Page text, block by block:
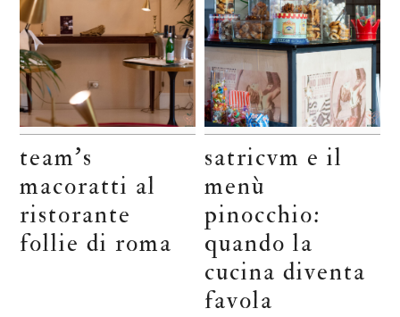
team’s
macoratti al
ristorante
follie di roma
satricvm e il
menù
pinocchio:
quando la
cucina diventa
favola